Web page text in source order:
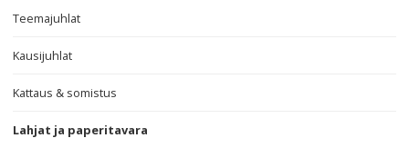
Teemajuhlat
Kausijuhlat
Kattaus & somistus
Lahjat ja paperitavara